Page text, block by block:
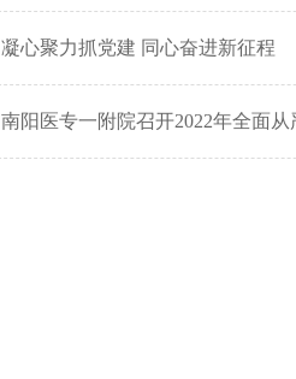
凝心聚力抓党建 同心奋进新征程
南阳医专一附院召开2022年全面